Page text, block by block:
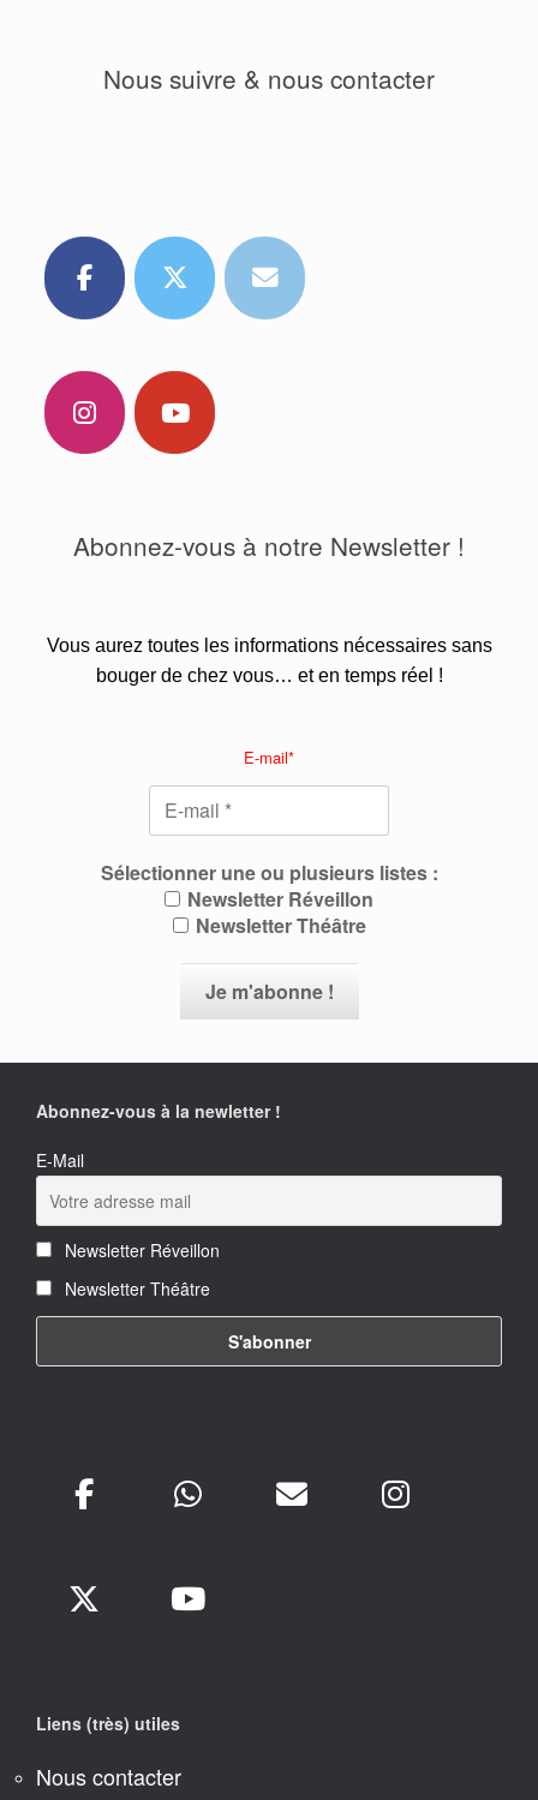
Nous suivre & nous contacter
Abonnez-vous à notre Newsletter !
Vous aurez toutes les informations nécessaires sans
bouger de chez vous… et en temps réel !
E-mail*
Sélectionner une ou plusieurs listes :
Newsletter Réveillon
Newsletter Théâtre
Abonnez-vous à la newletter !
E-Mail
Newsletter Réveillon
Newsletter Théâtre
Liens (très) utiles
Nous contacter